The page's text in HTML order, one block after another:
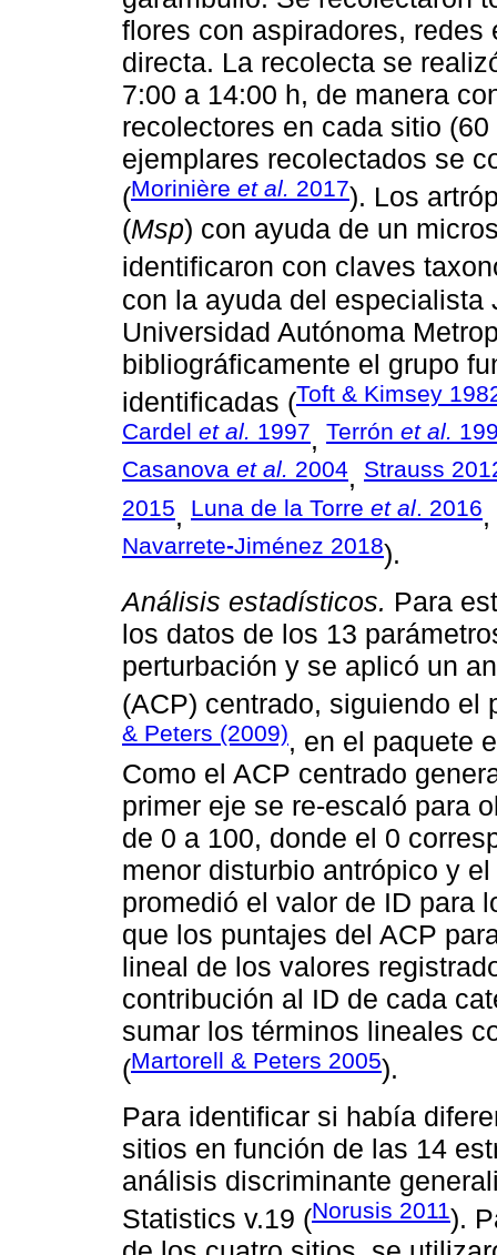
flores con aspiradores,
directa. La recolecta se
7:00 a 14:00 h, de manera
recolectores en cada sitio
ejemplares recolectados se
(Morinière et al. 2017). Los
(Msp) con ayuda de un
identificaron con claves
con la ayuda del especialista
Universidad Autónoma
bibliográficamente el grupo
identificadas (Toft & Kimsey
Cardel et al. 1997, Terrón et al.
Casanova et al. 2004, Strauss
2015, Luna de la Torre et al. 2016,
Navarrete-Jiménez 2018).
Análisis estadísticos. Para
los datos de los 13
perturbación y se aplicó un
(ACP) centrado, siguiendo
& Peters (2009), en el paquete
Como el ACP centrado
primer eje se re-escaló para
de 0 a 100, donde el 0
menor disturbio antrópico y
promedió el valor de ID para
que los puntajes del ACP
lineal de los valores
contribución al ID de cada
sumar los términos lineales
(Martorell & Peters 2005).
Para identificar si había
sitios en función de las 14
análisis discriminante
Statistics v.19 (Norusis 2011).